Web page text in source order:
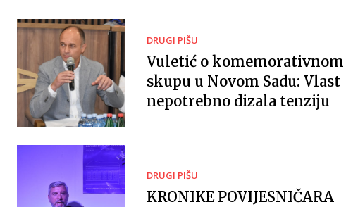
DRUGI PIŠU
Vuletić o komemorativnom
skupu u Novom Sadu: Vlast
nepotrebno dizala tenziju
DRUGI PIŠU
KRONIKE POVIJESNIČARA